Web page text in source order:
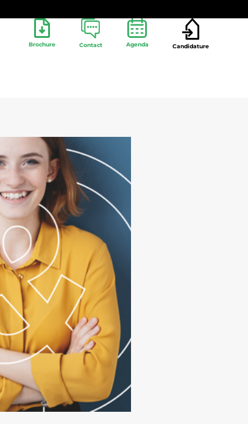
Brochure Contact Agenda Candidature